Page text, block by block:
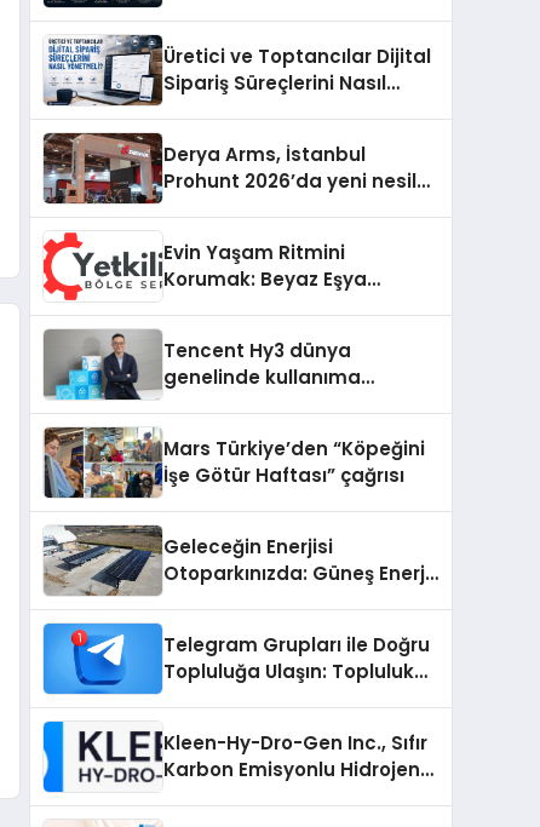
Üretici ve Toptancılar Dijital
Sipariş Süreçlerini Nasıl
Derya Arms, İstanbul
Prohunt 2026’da yeni nesil
Evin Yaşam Ritmini
Korumak: Beyaz Eşya
Tencent Hy3 dünya
genelinde kullanıma
Mars Türkiye’den “Köpeğini
İşe Götür Haftası” çağrısı
Geleceğin Enerjisi
Otoparkınızda: Güneş Enerjili
Telegram Grupları ile Doğru
Topluluğa Ulaşın: Topluluk
Kleen-Hy-Dro-Gen Inc., Sıfır
Karbon Emisyonlu Hidrojen